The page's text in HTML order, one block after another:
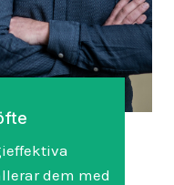
dem med